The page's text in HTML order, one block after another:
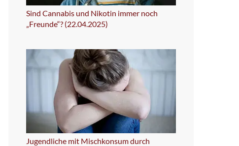
Sind Cannabis und Nikotin immer noch
„Freunde“? (22.04.2025)
Jugendliche mit Mischkonsum durch